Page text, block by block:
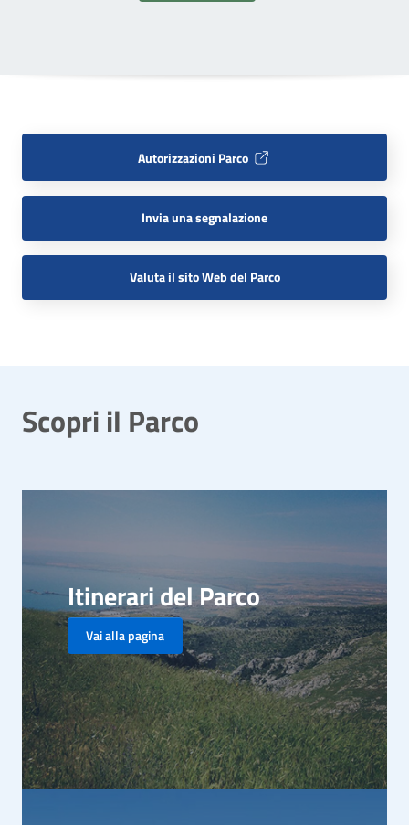
Autorizzazioni Parco
Invia una segnalazione
Valuta il sito Web del Parco
Scopri il Parco
Itinerari del Parco
Vai alla pagina